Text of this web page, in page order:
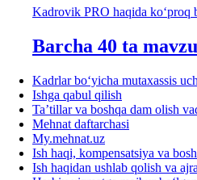
Kadrovik PRO haqida koʻproq
Barcha 40 ta
Kadrlar boʻyicha mutaхassis
Ishga qabul qilish
Ta’tillar va boshqa dam olish
Mehnat daftarchasi
My.mehnat.uz
Ish haqi, kompensatsiya va
Ish haqidan ushlab qolish va